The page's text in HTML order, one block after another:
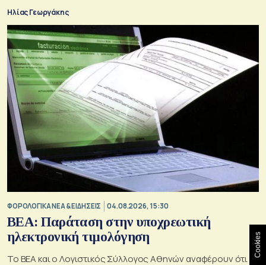
Ηλίας Γεωργάκης
ΦΟΡΟΛΟΓΙΚΑ ΝΕΑ & EΙΔΗΣΕΙΣ 04.08.2026, 15:30
BEA: Παράταση στην υποχρεωτική
ηλεκτρονική τιμολόγηση
To BEA και ο Λογιστικός Σύλλογος Αθηνών αναφέρουν ότι η
Cookies